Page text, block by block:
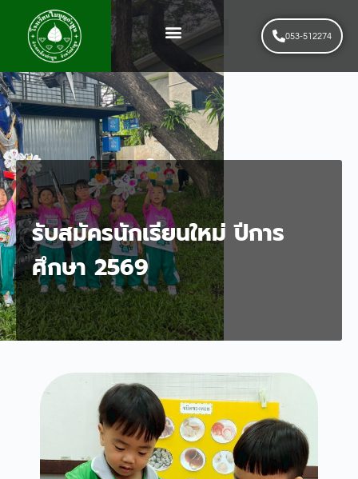
053-512274
รับสมัครนักเรียนใหม่ ปีการ
ศึกษา 2569